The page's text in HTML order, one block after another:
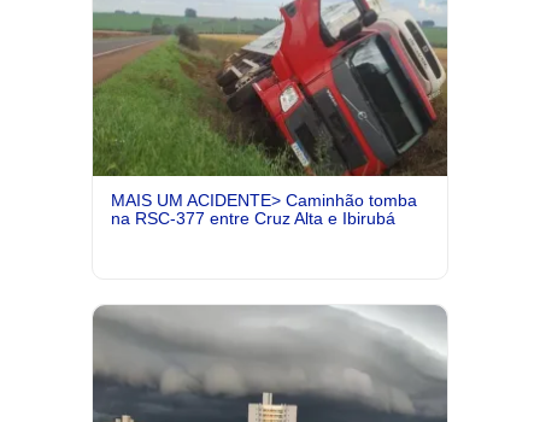
MAIS UM ACIDENTE> Caminhão tomba
na RSC-377 entre Cruz Alta e Ibirubá